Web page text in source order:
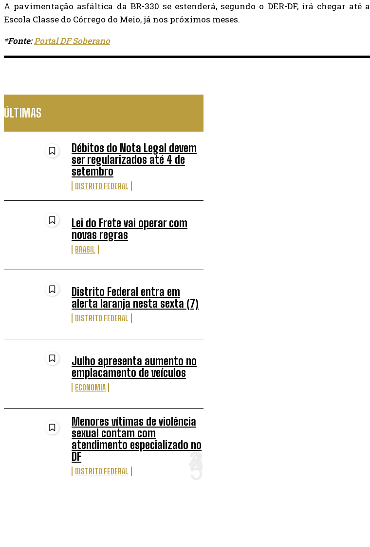
A pavimentação asfáltica da BR-330 se estenderá, segundo o DER-DF, irá chegar até a
Escola Classe do Córrego do Meio, já nos próximos meses.
*Fonte:Portal DF Soberano
ÚLTIMAS
Débitos do Nota Legal devem
ser regularizados até 4 de
setembro
DISTRITO FEDERAL
Lei do Frete vai operar com
novas regras
BRASIL
Distrito Federal entra em
alerta laranja nesta sexta (7)
DISTRITO FEDERAL
Julho apresenta aumento no
emplacamento de veículos
ECONOMIA
Menores vítimas de violência
sexual contam com
atendimento especializado no
DF
DISTRITO FEDERAL